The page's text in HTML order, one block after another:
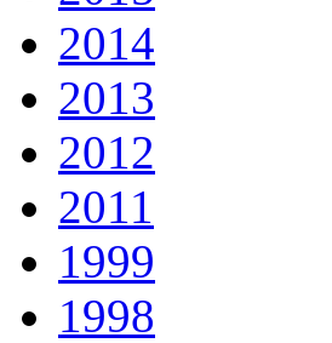
2014
2013
2012
2011
1999
1998